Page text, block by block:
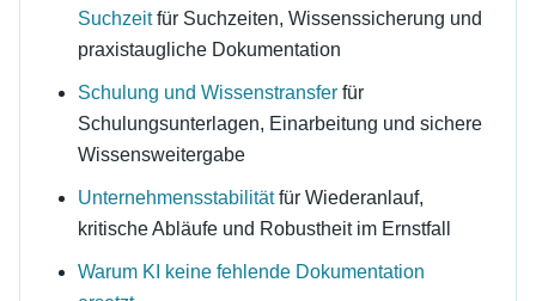
Suchzeitfür Suchzeiten, Wissenssicherung und
praxistaugliche Dokumentation
Schulung und Wissenstransfer für
Schulungsunterlagen, Einarbeitung und sichere
Wissensweitergabe
Unternehmensstabilitätfür Wiederanlauf,
kritische Abläufe und Robustheit im Ernstfall
Warum KI keine fehlende Dokumentation